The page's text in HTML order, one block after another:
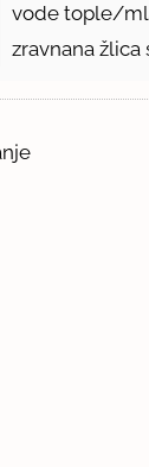
vode tople/
zravnana žlica